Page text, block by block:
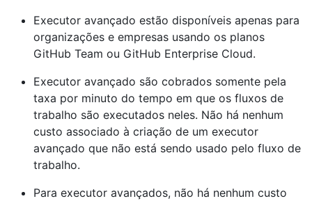
Executor avançado estão disponíveis apenas para
organizações e empresas usando os planos
GitHub Team ou GitHub Enterprise Cloud.
Executor avançado são cobrados somente pela
taxa por minuto do tempo em que os fluxos de
trabalho são executados neles. Não há nenhum
custo associado à criação de um executor
avançado que não está sendo usado pelo fluxo de
trabalho.
Para executor avançados, não há nenhum custo